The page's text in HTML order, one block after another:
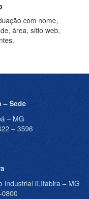
com nome,
área, sítio web,
– Sede
– MG
– 3596
Industrial II,Itabira – MG